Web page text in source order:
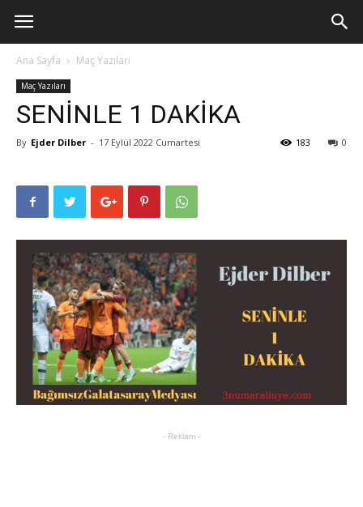
Ana Sayfa Maç Yazıları
Maç Yazıları
SENİNLE 1 DAKİKA
By Ejder Dilber - 17 Eylül 2022 Cumartesi 0
183
- Reklam -